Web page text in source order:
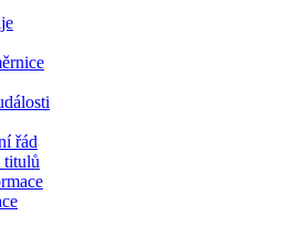
řád
titulů